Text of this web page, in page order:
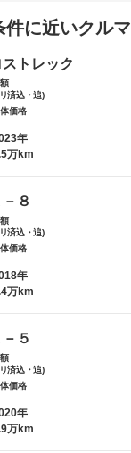
件に近いクルマ
トレック
済込・追)
価格
年
万km
８
済込・追)
価格
年
万km
５
済込・追)
価格
年
万km